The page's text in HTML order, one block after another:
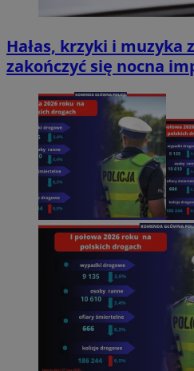
Hałas, krzyki i muzyka
zakończyć się nocna